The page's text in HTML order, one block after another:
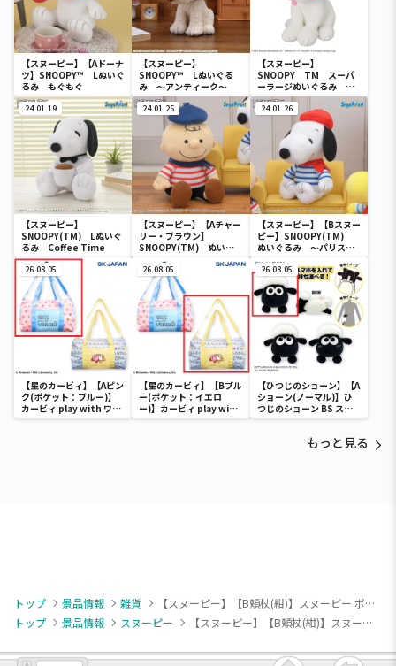
【スヌーピー】【Aドーナ
ツ】SNOOPY™ Lぬいぐ
るみ もぐもぐ
【スヌーピー】
SNOOPY™ Lぬいぐる
み ～アンティーク～
【スヌーピー】
SNOOPY TM スーパ
ーラージぬいぐるみ ～
FACE～
24.01.19
【スヌーピー】
SNOOPY(TM) Lぬいぐ
るみ Coffee Time
24.01.26
【スヌーピー】【Aチャー
リー・ブラウン】
SNOOPY(TM) ぬいぐ
るみ ～パリスタイル～
24.01.26
【スヌーピー】【Bスヌー
ピー】SNOOPY(TM)
ぬいぐるみ ～パリスタ
イル～
26.08.05
【星のカービィ】【Aピン
ク(ポケット：ブルー)】
カービィ play with ワド
ルディ ボストンバッグ
26.08.05
【星のカービィ】【Bブル
ー(ポケット：イエロ
ー)】カービィ play with
ワドルディ ボストンバッ
26.08.05
【ひつじのショーン】【A
ショーン(ノーマル)】ひ
つじのショーン BS スマ
ホショーンルダー
もっと見る
トップ 景品情報 雑貨
【スヌーピー】【B頬杖(紺)】スヌーピー ポケット付保冷トート
トップ
景品情報 スヌーピー 【スヌーピー】【B頬杖(紺)】スヌーピー ポケット付保冷トート